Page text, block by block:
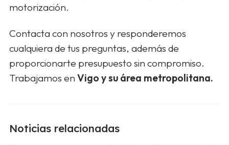
motorización.
Contacta con nosotros y responderemos
cualquiera de tus preguntas, además de
proporcionarte presupuesto sin compromiso.
Trabajamos en Vigo y su área metropolitana.
Noticias relacionadas